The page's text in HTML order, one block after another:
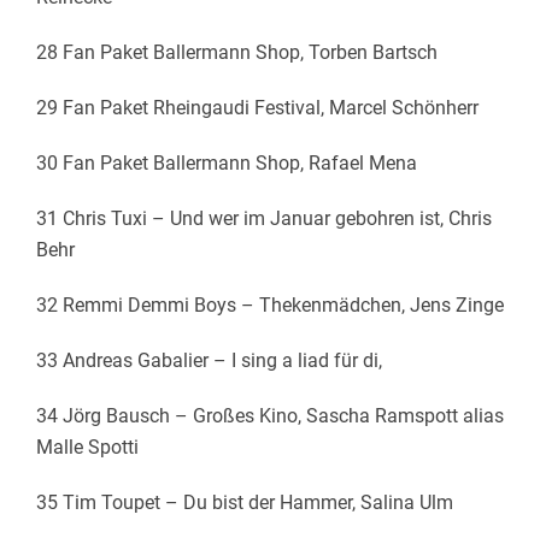
28 Fan Paket Ballermann Shop, Torben Bartsch
29 Fan Paket Rheingaudi Festival, Marcel Schönherr
30 Fan Paket Ballermann Shop, Rafael Mena
31 Chris Tuxi – Und wer im Januar gebohren ist, Chris
Behr
32 Remmi Demmi Boys – Thekenmädchen, Jens Zinge
33 Andreas Gabalier – I sing a liad für di,
34 Jörg Bausch – Großes Kino, Sascha Ramspott alias
Malle Spotti
35 Tim Toupet – Du bist der Hammer, Salina Ulm